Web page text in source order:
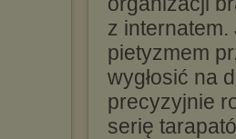
z
pietyzmem
wygłosić na
precyzyjnie
serię